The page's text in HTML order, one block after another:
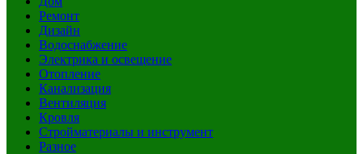
Ремонт
Дизайн
Водоснабжение
Электрика и освещение
Отопление
Канализация
Вентиляция
Кровля
Стройматериалы и инструмент
Разное